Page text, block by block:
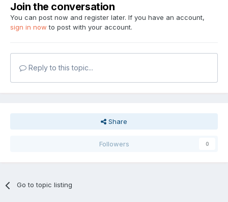
Join the conversation
You can post now and register later. If you have an account,
sign in now to post with your account.
Reply to this topic...
Share
Followers 0
Go to topic listing